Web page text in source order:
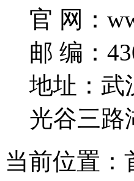
官 网：
邮 编：
地址：武
光谷三路
当前位置